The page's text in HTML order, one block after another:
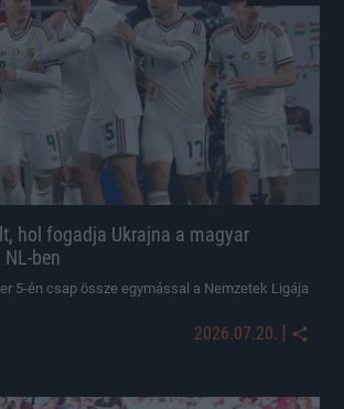
hol fogadja Ukrajna a magyar
ben
5-én csap össze egymással a Nemzetek Ligája
2026.07.20. |